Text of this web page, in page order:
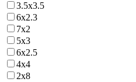
3.5х3.5
6х2.3
7х2
5х3
6х2.5
4х4
2х8